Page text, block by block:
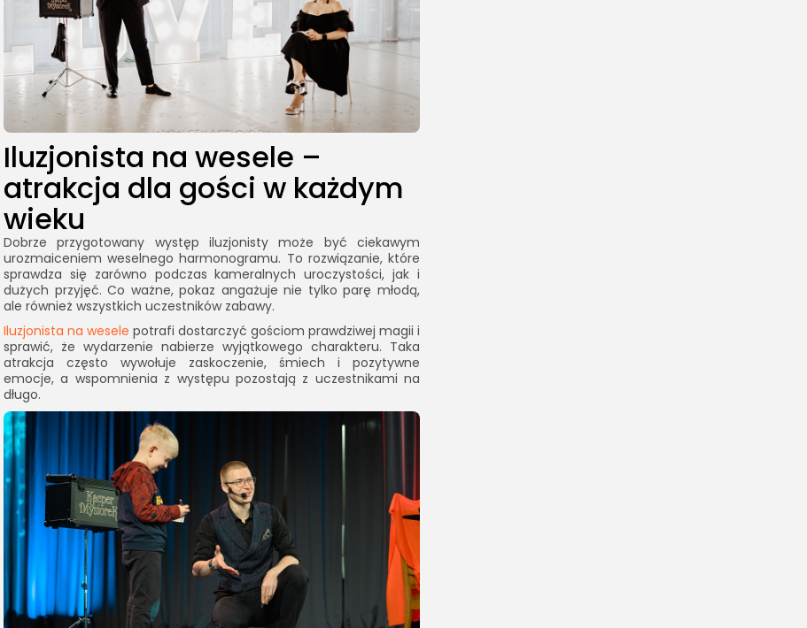
Iluzjonista na wesele –
atrakcja dla gości w każdym
wieku
Dobrze przygotowany występ iluzjonisty może być ciekawym
urozmaiceniem weselnego harmonogramu. To rozwiązanie, które
sprawdza się zarówno podczas kameralnych uroczystości, jak i
dużych przyjęć. Co ważne, pokaz angażuje nie tylko parę młodą,
ale również wszystkich uczestników zabawy.
Iluzjonista na wesele potrafi dostarczyć gościom prawdziwej magii i
sprawić, że wydarzenie nabierze wyjątkowego charakteru. Taka
atrakcja często wywołuje zaskoczenie, śmiech i pozytywne
emocje, a wspomnienia z występu pozostają z uczestnikami na
długo.